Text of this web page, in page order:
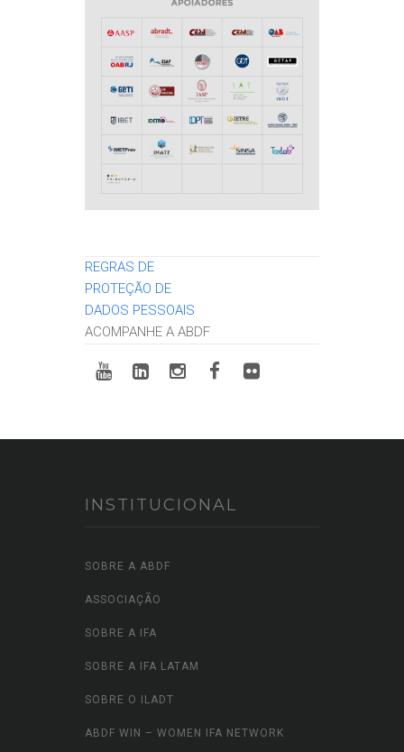
REGRAS DE
PROTEÇÃO DE
DADOS PESSOAIS
ACOMPANHE A ABDF
INSTITUCIONAL
SOBRE A ABDF
ASSOCIAÇÃO
SOBRE A IFA
SOBRE A IFA LATAM
SOBRE O ILADT
ABDF WIN – WOMEN IFA NETWORK